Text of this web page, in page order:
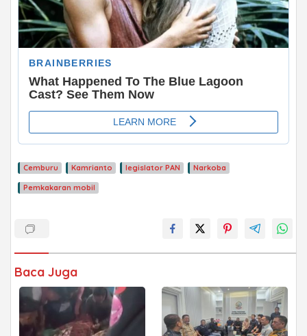
Cemburu Kamrianto legislator PAN Narkoba
Pemkakaran mobil
Baca Juga